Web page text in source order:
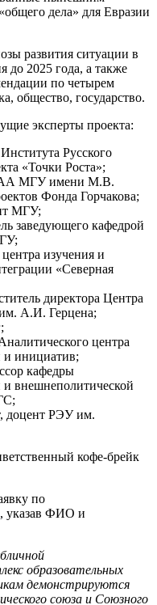
дела» для Евразии
развития ситуации в
до 2025 года, а также
по четырем
общество, государство.
эксперты проекта:
Русского
«Точки Роста»;
МГУ имени М.В.
Фонда Горчакова;
МГУ;
заведующего кафедрой
изучения и
«Северная
директора Центра
А.И. Герцена;
центра
и инициатив;
кафедры
и внешнеполитической
доцент РЭУ им.
кофе-брейк
по
, указав ФИО и
образовательных
демонстрируются
союза и Союзного